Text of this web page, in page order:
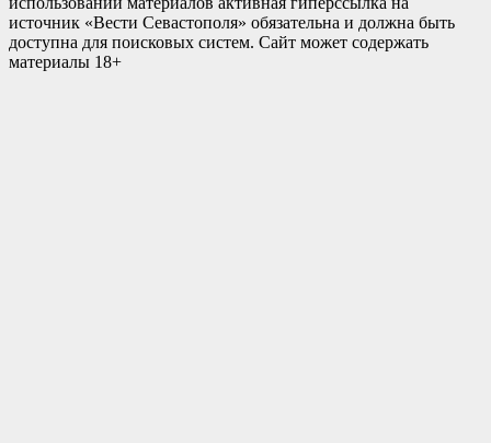
источник «Вести Севастополя» обязательна и должна быть
доступна для поисковых систем. Сайт может содержать
материалы 18+